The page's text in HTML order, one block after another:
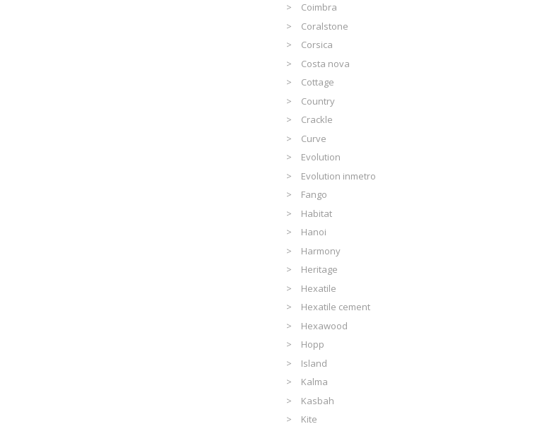
Coimbra
Coralstone
Corsica
Costa nova
Cottage
Country
Crackle
Curve
Evolution
Evolution inmetro
Fango
Habitat
Hanoi
Harmony
Heritage
Hexatile
Hexatile cement
Hexawood
Hopp
Island
Kalma
Kasbah
Kite